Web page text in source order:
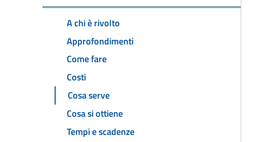
A chi è rivolto
Approfondimenti
Come fare
Costi
Cosa serve
Cosa si ottiene
Tempi e scadenze